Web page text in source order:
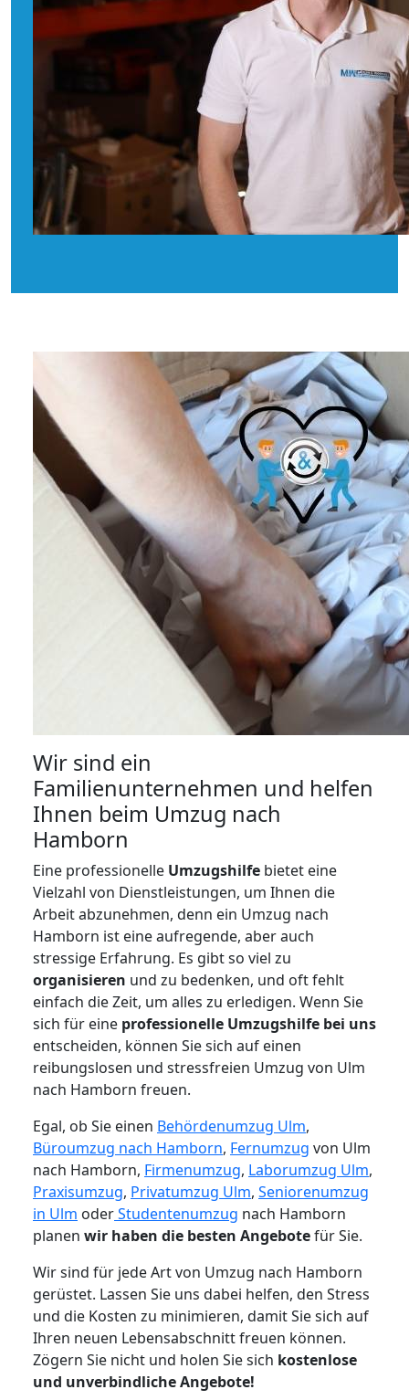
Wir sind ein
Familienunternehmen und helfen
Ihnen beim Umzug nach
Hamborn
Eine professionelle Umzugshilfe bietet eine
Vielzahl von Dienstleistungen, um Ihnen die
Arbeit abzunehmen, denn ein Umzug nach
Hamborn ist eine aufregende, aber auch
stressige Erfahrung. Es gibt so viel zu
organisieren und zu bedenken, und oft fehlt
einfach die Zeit, um alles zu erledigen. Wenn Sie
sich für eine professionelle Umzugshilfe bei uns
entscheiden, können Sie sich auf einen
reibungslosen und stressfreien Umzug von Ulm
nach Hamborn freuen.
Egal, ob Sie einen Behördenumzug Ulm,
Büroumzug nach Hamborn, Fernumzug von Ulm
nach Hamborn, Firmenumzug, Laborumzug Ulm,
Praxisumzug, Privatumzug Ulm, Seniorenumzug
in Ulm oderStudentenumzug nach Hamborn
planen wir haben die besten Angebotefür Sie.
Wir sind für jede Art von Umzug nach Hamborn
gerüstet. Lassen Sie uns dabei helfen, den Stress
und die Kosten zu minimieren, damit Sie sich auf
Ihren neuen Lebensabschnitt freuen können.
Zögern Sie nicht und holen Sie sich kostenlose
und unverbindliche Angebote!